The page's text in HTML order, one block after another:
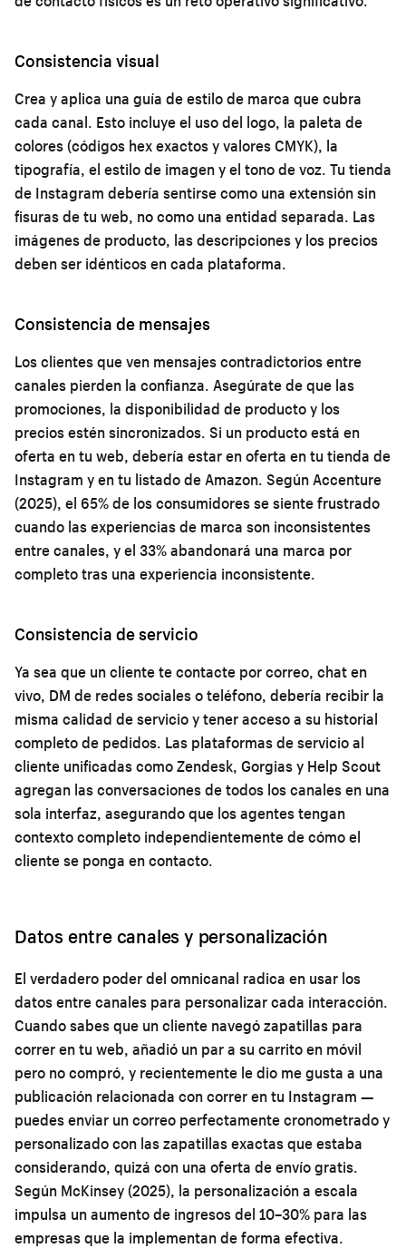
Consistencia visual
Crea y aplica una guía de estilo de marca que cubra
cada canal. Esto incluye el uso del logo, la paleta de
colores (códigos hex exactos y valores CMYK), la
tipografía, el estilo de imagen y el tono de voz. Tu tienda
de Instagram debería sentirse como una extensión sin
fisuras de tu web, no como una entidad separada. Las
imágenes de producto, las descripciones y los precios
deben ser idénticos en cada plataforma.
Consistencia de mensajes
Los clientes que ven mensajes contradictorios entre
canales pierden la confianza. Asegúrate de que las
promociones, la disponibilidad de producto y los
precios estén sincronizados. Si un producto está en
oferta en tu web, debería estar en oferta en tu tienda de
Instagram y en tu listado de Amazon. Según Accenture
(2025), el 65% de los consumidores se siente frustrado
cuando las experiencias de marca son inconsistentes
entre canales, y el 33% abandonará una marca por
completo tras una experiencia inconsistente.
Consistencia de servicio
Ya sea que un cliente te contacte por correo, chat en
vivo, DM de redes sociales o teléfono, debería recibir la
misma calidad de servicio y tener acceso a su historial
completo de pedidos. Las plataformas de servicio al
cliente unificadas como Zendesk, Gorgias y Help Scout
agregan las conversaciones de todos los canales en una
sola interfaz, asegurando que los agentes tengan
contexto completo independientemente de cómo el
cliente se ponga en contacto.
Datos entre canales y personalización
El verdadero poder del omnicanal radica en usar los
datos entre canales para personalizar cada interacción.
Cuando sabes que un cliente navegó zapatillas para
correr en tu web, añadió un par a su carrito en móvil
pero no compró, y recientemente le dio me gusta a una
publicación relacionada con correr en tu Instagram —
puedes enviar un correo perfectamente cronometrado y
personalizado con las zapatillas exactas que estaba
considerando, quizá con una oferta de envío gratis.
Según McKinsey (2025), la personalización a escala
impulsa un aumento de ingresos del 10–30% para las
empresas que la implementan de forma efectiva.